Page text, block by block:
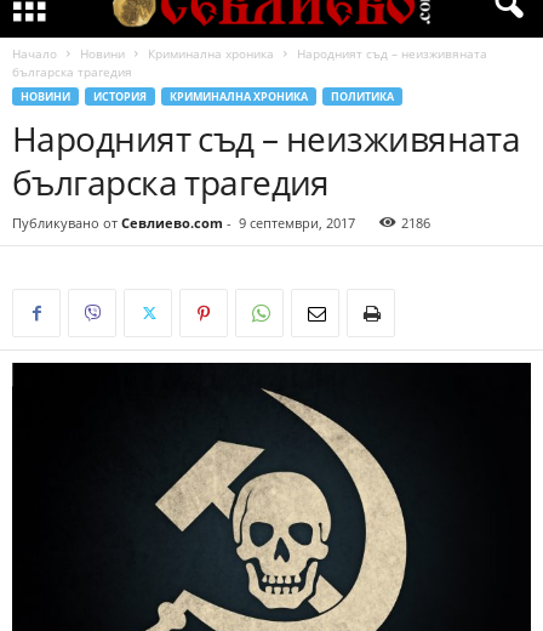
Начало Новини Криминална хроника
Народният съд – неизживяната
българска трагедия
НОВИНИ ИСТОРИЯ КРИМИНАЛНА ХРОНИКА ПОЛИТИКА
Народният съд – неизживяната
българска трагедия
Публикувано от Севлиево.com - 9 септември, 2017 2186